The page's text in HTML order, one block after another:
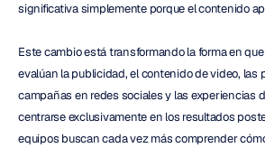
significativa simplemente porque el contenido
Este cambio está transformando la forma en
evalúan la publicidad, el contenido de video, las
campañas en redes sociales y las experiencias
centrarse exclusivamente en los resultados
equipos buscan cada vez más comprender